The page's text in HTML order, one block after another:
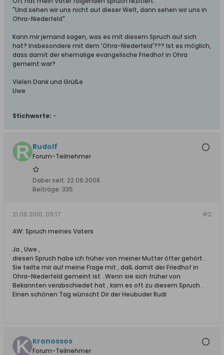
"Und sehen wir uns nicht auf dieser Welt, dann sehen wir uns in
Ohra-Niederfeld"
Kann mir jemand sagen, was es mit diesem Spruch auf sich
hat? Insbesondere mit dem 'Ohra-Niederfeld'??? Ist es möglich,
dass damit der ehemalige evangelische Friedhof in Ohra
gemeint war?
Vielen Dank und Grüße
Uwe
Stichworte: -
Rudolf
Forum-Teilnehmer
Dabei seit: 22.06.2008
Beiträge: 335
#2
21.06.2016, 09:17
AW: Spruch meines Vaters
Ja , Uwe ,
diesen Spruch habe ich früher von meiner Mutter öfter gehört .
Sie teilte mir auf meine Frage mit , daß damit der Friedhof in
Ohra-Niederfeld gemeint ist . Wenn sie sich früher von
Bekannten verabschiedet hat , kam es oft zu diesem Spruch .
Einen schönen Tag wünscht Dir der Heubuder Rudi
kronossos
Forum-Teilnehmer